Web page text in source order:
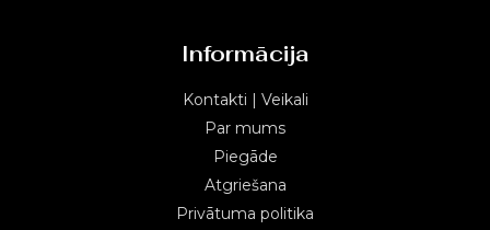
Informācija
Kontakti | Veikali
Par mums
Piegāde
Atgriešana
Privātuma politika